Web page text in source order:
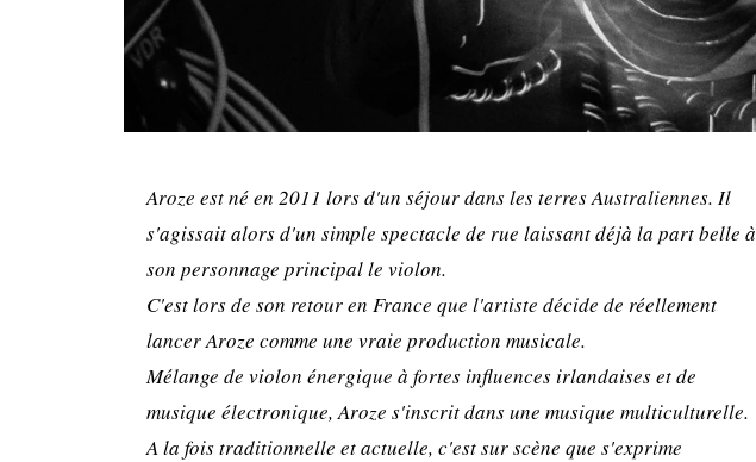
Aroze est né en 2011 lors d'un séjour dans les terres Australiennes. Il
s'agissait alors d'un simple spectacle de rue laissant déjà la part belle à
son personnage principal le violon.
C'est lors de son retour en France que l'artiste décide de réellement
lancer Aroze comme une vraie production musicale.
Mélange de violon énergique à fortes influences irlandaises et de
musique électronique, Aroze s'inscrit dans une musique multiculturelle.
A la fois traditionnelle et actuelle, c'est sur scène que s'exprime